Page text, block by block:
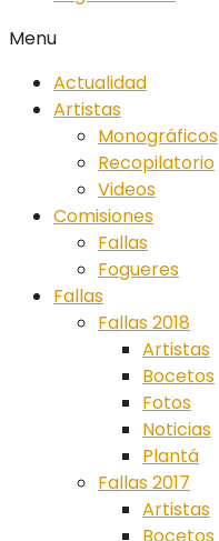
Menu
Actualidad
Artistas
Monográficos
Recopilatorio
Videos
Comisiones
Fallas
Fogueres
Fallas
Fallas 2018
Artistas
Bocetos
Fotos
Noticias
Plantá
Fallas 2017
Artistas